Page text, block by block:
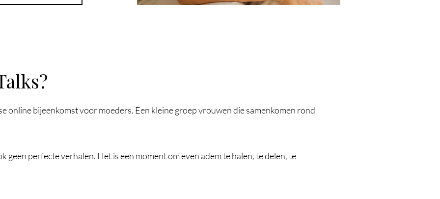
online bijeenkomst voor moeders. Een kleine groep vrouwen die samenkomen rond
geen perfecte verhalen. Het is een moment om even adem te halen, te delen, te